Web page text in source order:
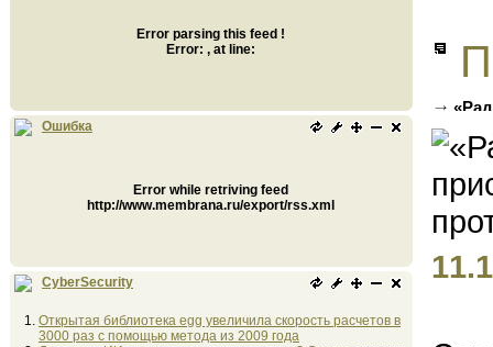
Error parsing this feed !
Error: , at line:
Ошибка
Error while retriving feed
http://www.membrana.ru/export/rss.xml
CyberSecurity
Открытая библиотека egg увеличила скорость расчетов в
3000 раз с помощью метода из 2009 года
ЕС